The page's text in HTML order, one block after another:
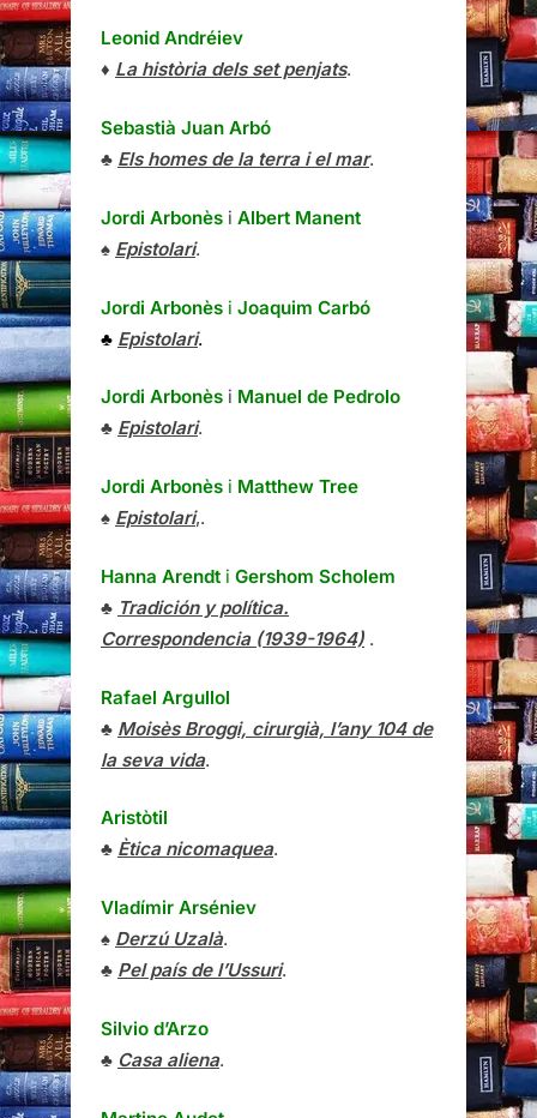
Leonid Andréiev
♦ La història dels set penjats.
Sebastià Juan Arbó
♣ Els homes de la terra i el mar.
Jordi Arbonès i Albert Manent
♠ Epistolari.
Jordi Arbonès i Joaquim Carbó
♣ Epistolari.
Jordi Arbonès i Manuel de Pedrolo
♣ Epistolari.
Jordi Arbonès i Matthew Tree
♠ Epistolari,.
Hanna Arendt i Gershom Scholem
♣ Tradición y política.
Correspondencia (1939-1964) .
Rafael Argullol
♣ Moisès Broggi, cirurgià, l’any 104 de
la seva vida.
Aristòtil
♣ Ètica nicomaquea.
Vladímir Arséniev
♠ Derzú Uzalà.
♣ Pel país de l’Ussuri.
Silvio d’Arzo
♣ Casa aliena.